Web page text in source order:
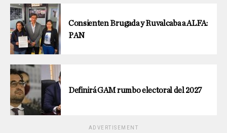
Consienten Brugada y Ruvalcaba a ALFA:
PAN
Definirá GAM rumbo electoral del 2027
ADVERTISEMENT